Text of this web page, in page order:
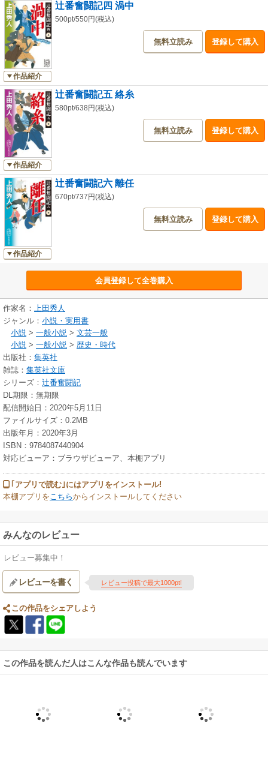
作品紹介
辻番奮闘記四 渦中
500pt/550円(税込)
無料立読み 登録して購入
作品紹介
辻番奮闘記五 絡糸
580pt/638円(税込)
無料立読み 登録して購入
作品紹介
辻番奮闘記六 離任
670pt/737円(税込)
無料立読み 登録して購入
会員登録して全巻購入
作家名： 上田秀人
ジャンル： 小説・実用書
小説 > 一般小説 > 文芸一般
小説 > 一般小説 > 歴史・時代
出版社： 集英社
雑誌： 集英社文庫
シリーズ： 辻番奮闘記
DL期限：無期限
配信開始日：2020年5月11日
ファイルサイズ：0.2MB
出版年月：2020年3月
ISBN：9784087440904
対応ビューア：ブラウザビューア、本棚アプリ
｢アプリで読む｣にはアプリをインストール!
本棚アプリをこちらからインストールしてください
みんなのレビュー
レビュー募集中！
レビューを書く レビュー投稿で最大1000pt!
この作品をシェアしよう
この作品を読んだ人はこんな作品も読んでいます